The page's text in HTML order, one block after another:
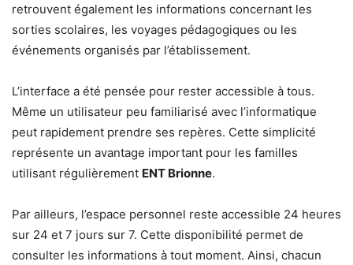
retrouvent également les informations concernant les
sorties scolaires, les voyages pédagogiques ou les
événements organisés par l’établissement.
L’interface a été pensée pour rester accessible à tous.
Même un utilisateur peu familiarisé avec l’informatique
peut rapidement prendre ses repères. Cette simplicité
représente un avantage important pour les familles
utilisant régulièrement ENT Brionne.
Par ailleurs, l’espace personnel reste accessible 24 heures
sur 24 et 7 jours sur 7. Cette disponibilité permet de
consulter les informations à tout moment. Ainsi, chacun